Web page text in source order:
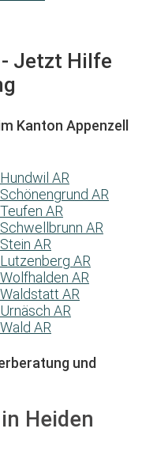
Jetzt Hilfe
Kanton Appenzell
AR
AR
AR
AR
AR
AR
AR
AR
AR
AR
und
Heiden